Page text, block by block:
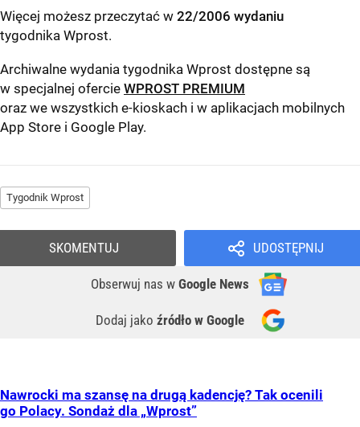
Więcej możesz przeczytać w 22/2006 wydaniu
tygodnika Wprost.
Archiwalne wydania tygodnika Wprost dostępne są
w specjalnej ofercie WPROST PREMIUM
oraz we wszystkich e-kioskach i w aplikacjach mobilnych
App Store i Google Play.
Tygodnik Wprost
UDOSTĘPNIJ
Obserwuj nas w Google News
Dodaj jako źródło w Google
SKOMENTUJ
Nawrocki ma szansę na drugą kadencję? Tak ocenili
go Polacy. Sondaż dla „Wprost”